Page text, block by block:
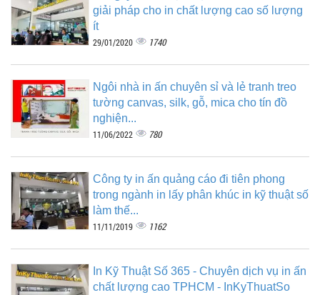
giải pháp cho in chất lượng cao số lượng
ít
29/01/2020 1740
Ngôi nhà in ấn chuyên sỉ và lẻ tranh treo
tường canvas, silk, gỗ, mica cho tín đồ
nghiện...
11/06/2022 780
Công ty in ấn quảng cáo đi tiên phong
trong ngành in lấy phân khúc in kỹ thuật số
làm thế...
11/11/2019 1162
In Kỹ Thuật Số 365 - Chuyên dịch vụ in ấn
chất lượng cao TPHCM - InKyThuatSo